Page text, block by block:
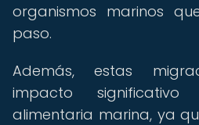
organismos marinos
paso.
Además, estas
impacto
alimentaria marina, ya